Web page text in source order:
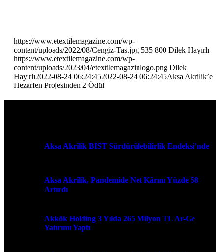
https://www.etextilemagazine.com/wp-
content/uploads/2022/08/Cengiz-Tas.jpg 535 800 Dilek Hayırlı
https://www.etextilemagazine.com/wp-
content/uploads/2023/04/etextilemagazinlogo.png Dilek
Hayırlı2022-08-24 06:24:452022-08-24 06:24:45Aksa Akrilik’e
Hezarfen Projesinden 2 Ödül
Aksa Akrilik BIST Sürdürülebilirlik Endeksi’nde
Aksa Akrilik, Pandemide Net Kârını Yüzde 58
Artırdı
Akkök Holding 3 Yılda 265 Milyon TL Ar-Ge
Yatırımı Yaptı